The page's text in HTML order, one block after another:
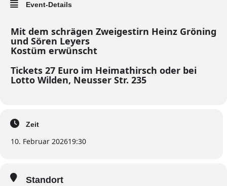
Event-Details
Mit dem schrägen Zweigestirn Heinz Gröning
und Sören Leyers
Kostüm erwünscht
Tickets 27 Euro im Heimathirsch oder bei
Lotto Wilden, Neusser Str. 235
Zeit
10. Februar 202619:30
Standort